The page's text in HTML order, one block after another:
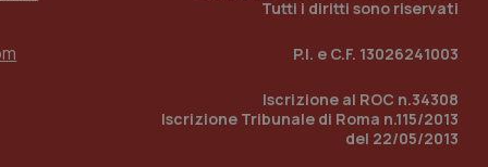
Tutti i diritti sono riservati
P.I. e C.F. 13026241003
Iscrizione al ROC n.34308
Iscrizione Tribunale di Roma n.115/2013
del 22/05/2013